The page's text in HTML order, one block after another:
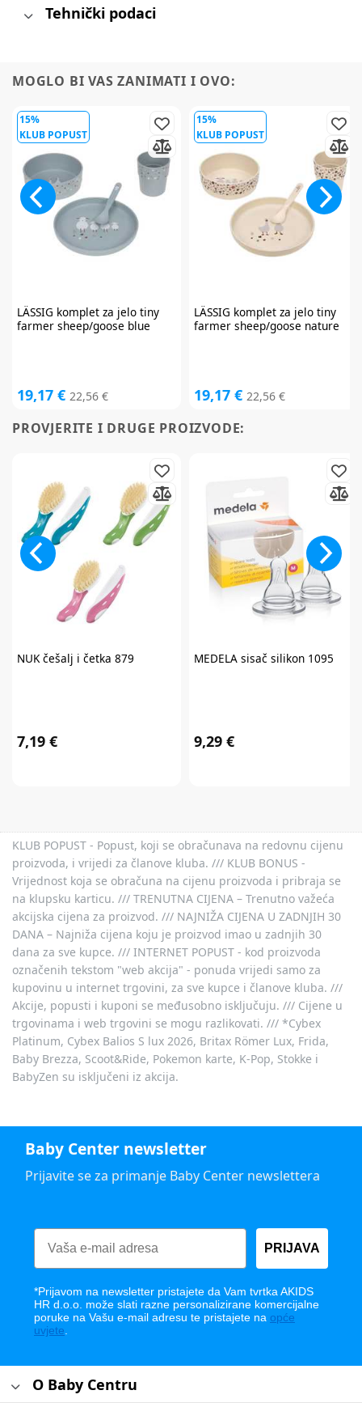
Tehnički podaci
MOGLO BI VAS ZANIMATI I OVO:
15%
KLUB POPUST
LÄSSIG komplet za jelo tiny
farmer sheep/goose blue
19,17 € 22,56 €
15%
KLUB POPUST
LÄSSIG komplet za jelo tiny
farmer sheep/goose nature
19,17 € 22,56 €
PROVJERITE I DRUGE PROIZVODE:
NUKčešalj i četka 879
7,19 €
MEDELAsisač silikon 1095
9,29 €
KLUB POPUST - Popust, koji se obračunava na redovnu cijenu
proizvoda, i vrijedi za članove kluba. /// KLUB BONUS -
Vrijednost koja se obračuna na cijenu proizvoda i pribraja se
na klupsku karticu. /// TRENUTNA CIJENA – Trenutno važeća
akcijska cijena za proizvod. /// NAJNIŽA CIJENA U ZADNJIH 30
DANA – Najniža cijena koju je proizvod imao u zadnjih 30
dana za sve kupce. /// INTERNET POPUST - kod proizvoda
označenih tekstom "web akcija" - ponuda vrijedi samo za
kupovinu u internet trgovini, za sve kupce i članove kluba. ///
Akcije, popusti i kuponi se međusobno isključuju. /// Cijene u
trgovinama i web trgovini se mogu razlikovati. /// *Cybex
Platinum, Cybex Balios S lux 2026, Britax Römer Lux, Frida,
Baby Brezza, Scoot&Ride, Pokemon karte, K-Pop, Stokke i
BabyZen su isključeni iz akcija.
Baby Center newsletter
Prijavite se za primanje Baby Center newslettera
PRIJAVA
*Prijavom na newsletter pristajete da Vam tvrtka AKIDS
HR d.o.o. može slati razne personalizirane komercijalne
poruke na Vašu e-mail adresu te pristajete na opće
uvjete
O Baby Centru